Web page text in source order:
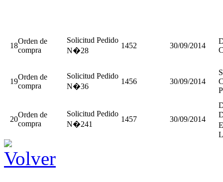
18
Orden de
compra
Solicitud Pedido
N�28
1452 30/09/2014
19
Orden de
compra
Solicitud Pedido
N�36
1456 30/09/2014
20
Orden de
compra
Solicitud Pedido
N�241
1457 30/09/2014